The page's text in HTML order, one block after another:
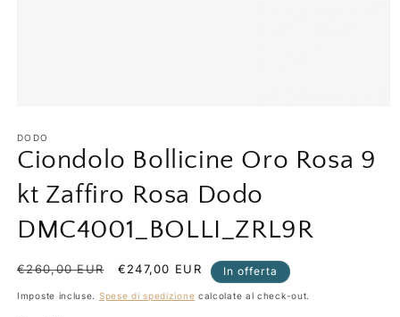
multimediali
1
in
modale
DODO
Ciondolo Bollicine Oro Rosa 9
kt Zaffiro Rosa Dodo
DMC4001_BOLLI_ZRL9R
Prezzo
listino
€260,00 EUR
Prezzo
€247,00 EUR In offerta
Imposte incluse. Spese di spedizione calcolate al check-out.